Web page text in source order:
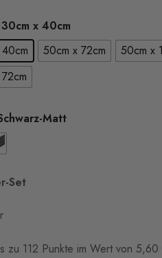
x 40cm
50cm x 72cm 50cm x
Matt
Set
zu 112 Punkte im Wert von 5,60